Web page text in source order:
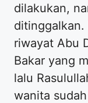
dilakukan,
ditinggalkan.
riwayat Abu
Bakar yang
lalu
wanita